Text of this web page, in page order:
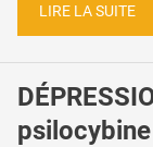
LIRE LA SUITE